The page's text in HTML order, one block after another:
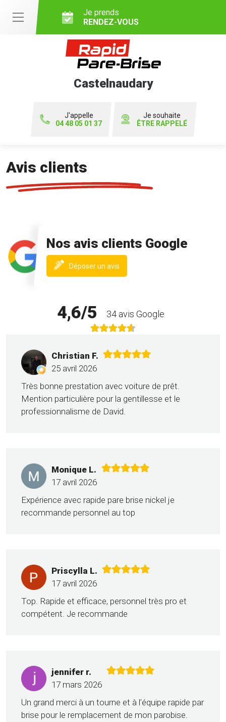
Je prends
RENDEZ-VOUS
Castelnaudary
J'appelle
04 48 05 01 37
Je souhaite
ÊTRE RAPPELÉ
Avis clients
Nos avis clients Google
Déposer un avis
fenêtre)
4,6/5 34 avis Google
Christian F.
25 avril 2026
Très bonne prestation avec voiture de prêt.
Mention particulière pour la gentillesse et le
professionnalisme de David.
Monique L.
17 avril 2026
Expérience avec rapide pare brise nickel je
recommande personnel au top
Priscylla L.
17 avril 2026
Top. Rapide et efficace, personnel très pro et
compétent. Je recommande
jennifer r.
17 mars 2026
Un grand merci à un tourne et à l'équipe rapide par
brise pour le remplacement de mon parobise.